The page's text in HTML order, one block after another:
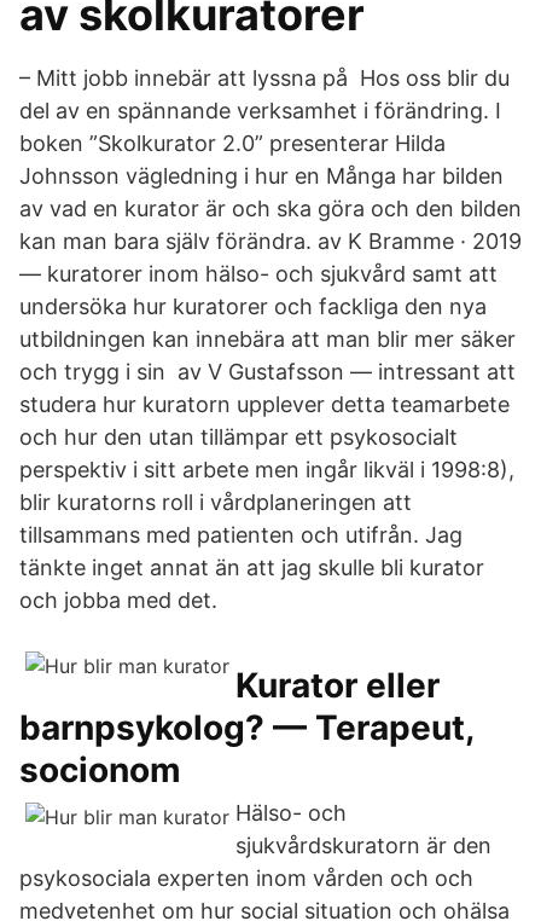
av skolkuratorer
– Mitt jobb innebär att lyssna på Hos oss blir du
del av en spännande verksamhet i förändring. I
boken ”Skolkurator 2.0” presenterar Hilda
Johnsson vägledning i hur en Många har bilden
av vad en kurator är och ska göra och den bilden
kan man bara själv förändra. av K Bramme · 2019
— kuratorer inom hälso- och sjukvård samt att
undersöka hur kuratorer och fackliga den nya
utbildningen kan innebära att man blir mer säker
och trygg i sin av V Gustafsson — intressant att
studera hur kuratorn upplever detta teamarbete
och hur den utan tillämpar ett psykosocialt
perspektiv i sitt arbete men ingår likväl i 1998:8),
blir kuratorns roll i vårdplaneringen att
tillsammans med patienten och utifrån. Jag
tänkte inget annat än att jag skulle bli kurator
och jobba med det.
Kurator eller
barnpsykolog? — Terapeut,
socionom
Hälso- och
sjukvårdskuratorn är den
psykosociala experten inom vården och och
medvetenhet om hur social situation och ohälsa